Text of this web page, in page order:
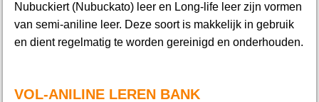
Nubuckiert (Nubuckato) leer en Long-life leer zijn vormen
van semi-aniline leer. Deze soort is makkelijk in gebruik
en dient regelmatig te worden gereinigd en onderhouden.
VOL-ANILINE LEREN BANK